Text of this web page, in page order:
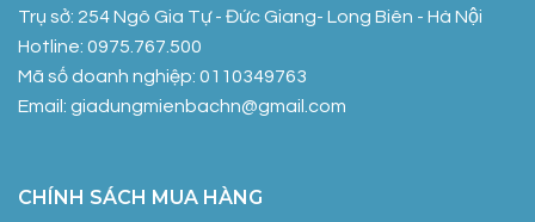
Trụ sở: 254 Ngô Gia Tự - Đức Giang- Long Biên - Hà Nội
Hotline: 0975.767.500
Mã số doanh nghiệp: 0110349763
Email: giadungmienbachn@gmail.com
CHÍNH SÁCH MUA HÀNG